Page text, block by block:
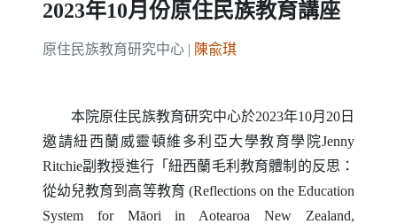
2023年10月份原住民族教育講座
原住民族教育研究中心 | 陳兪琪
本院原住民族教育研究中心於2023年10月20日
邀請紐西蘭威靈頓維多利亞大學教育學院Jenny
Ritchie副教授進行「紐西蘭毛利教育體制的反思：
從幼兒教育到高等教育 (Reflections on the Education
System for Māori in Aotearoa New Zealand,